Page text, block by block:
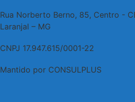
Rua Norberto Berno, 85, Centro -
Laranjal – MG
CNPJ 17.947.615/0001-22
Mantido por CONSULPLUS